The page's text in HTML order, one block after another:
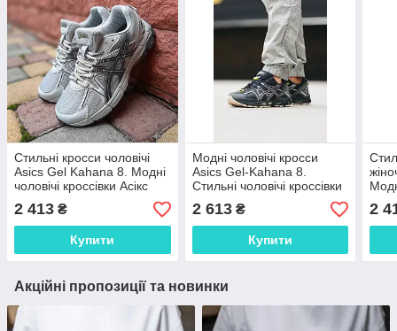
Стильні кросси чоловічі
Asics Gel Kahana 8. Модні
чоловічі кроссівки Асікс
Гель.
2 413 ₴
Купити
Модні чоловічі кросси
Asics Gel-Kahana 8.
Стильні чоловічі кроссівки
Асікс Гель.
2 613₴
Купити
2
Акційні пропозиції та новинки